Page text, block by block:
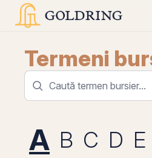
Termeni
A B C D E